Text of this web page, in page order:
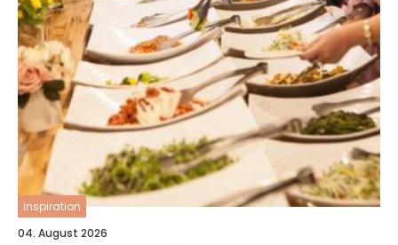
inspiration
04. August 2026